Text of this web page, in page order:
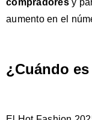
compradores y
aumento en el
¿Cuándo